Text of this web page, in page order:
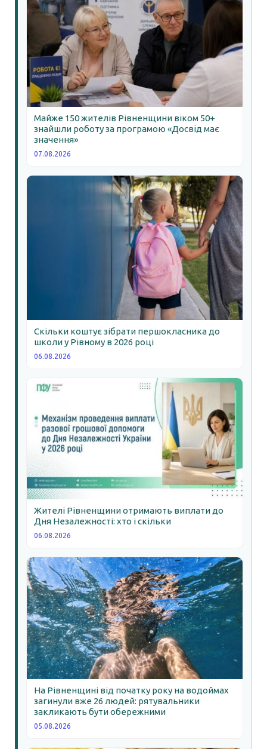
Майже 150 жителів Рівненщини віком 50+
знайшли роботу за програмою «Досвід має
значення»
07.08.2026
Скільки коштує зібрати першокласника до
школи у Рівному в 2026 році
06.08.2026
Жителі Рівненщини отримають виплати до
Дня Незалежності: хто і скільки
06.08.2026
На Рівненщині від початку року на водоймах
загинули вже 26 людей: рятувальники
закликають бути обережними
05.08.2026